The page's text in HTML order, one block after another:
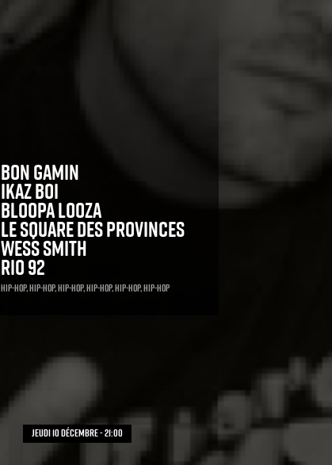
Bon Gamin
Ikaz Boi
Bloopa Looza
Le Square des provinces
Wess Smith
Rio 92
Hip-Hop, Hip-Hop, Hip-Hop, Hip-Hop, Hip-Hop, Hip-Hop
jeudi 10 décembre - 21:00